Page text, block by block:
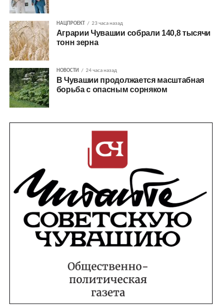
НАЦПРОЕКТ 23 часа назад
Аграрии Чувашии собрали 140,8 тысячи
тонн зерна
НОВОСТИ 24 часа назад
В Чувашии продолжается масштабная
борьба с опасным сорняком